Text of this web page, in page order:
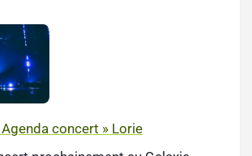
concert » Lorie